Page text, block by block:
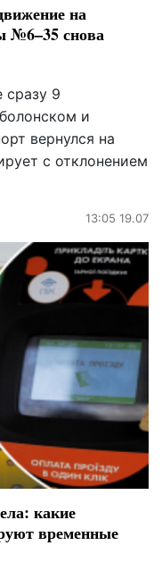
на
№6–35 снова
сразу 9
и
вернулся на
с отклонением
13:05 19.07
какие
временные